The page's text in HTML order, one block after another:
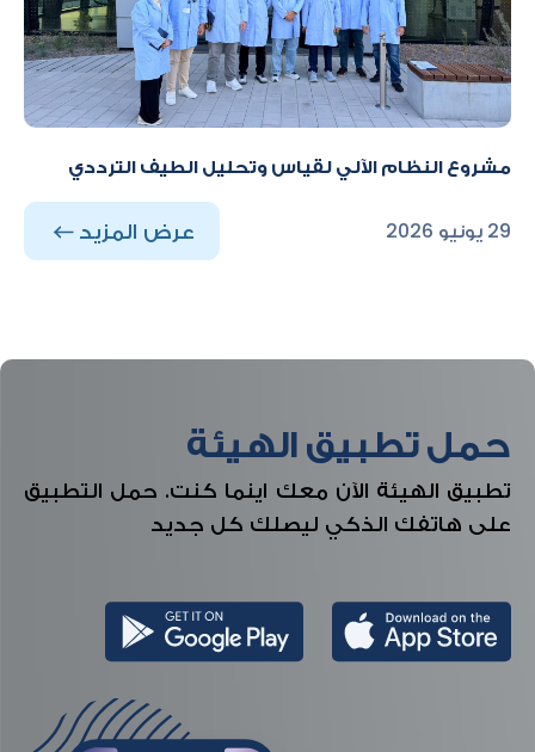
مشروع النظام الآلي لقياس وتحليل الطيف الترددي
29 يونيو 2026 عرض المزيد
حمل تطبيق الهيئة
تطبيق الهيئة الآن معك اينما كنت. حمل التطبيق
على هاتفك الذكي ليصلك كل جديد